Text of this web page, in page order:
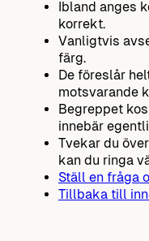
Ibland anges
korrekt.
Vanligtvis
färg.
De föreslår
motsvarande
Begreppet
innebär
Tvekar du
kan du ringa
Ställ en fråga
Tillbaka till